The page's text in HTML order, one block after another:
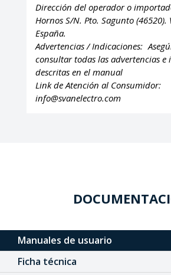
Dirección del operador o
Hornos S/N. Pto. Sagunto (46520).
España.
Advertencias / Indicaciones:
consultar todas las advertencias e
descritas en el manual
Link de Atención al Consumidor:
info@svanelectro.com
Manuales de usuario
Ficha técnica